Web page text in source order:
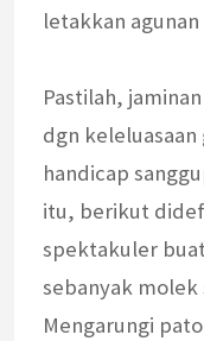
letakkan
Pastilah,
dgn keleluasaan
handicap
itu, berikut
spektakuler
sebanyak
Mengarungi